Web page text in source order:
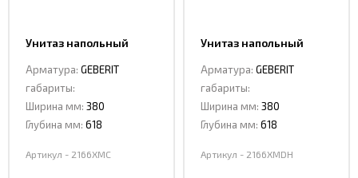
Унитаз напольный
Арматура: GEBERIT
габариты:
Ширина мм: 380
Глубина мм: 618
Артикул - 2166XMC
Унитаз напольный
Арматура: GEBERIT
габариты:
Ширина мм: 380
Глубина мм: 618
Артикул - 2166XMDH